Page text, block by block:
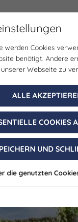
Schülerreisen
Verkostung
werden Cookies
benötigt. Andere
Webseite zu
ALLE
COOKIES
UND
die genutzten